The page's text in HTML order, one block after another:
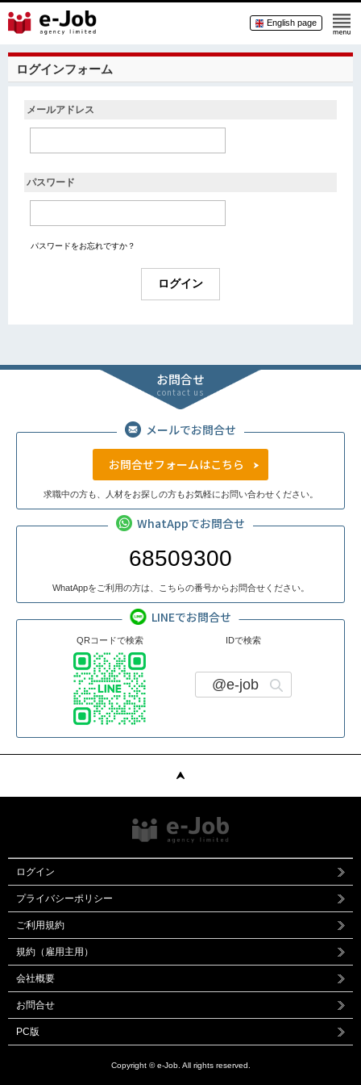
English page
ログインフォーム
メールアドレス
パスワード
パスワードをお忘れですか？
お問合せ
contact us
メールでお問合せ
お問合せフォームはこちら
求職中の方も、人材をお探しの方もお気軽にお問い合わせください。
WhatAppでお問合せ
68509300
WhatAppをご利用の方は、こちらの番号からお問合せください。
LINEでお問合せ
QRコードで検索 IDで検索
@e-job
ログイン
プライバシーポリシー
ご利用規約
規約（雇用主用）
会社概要
お問合せ
PC版
Copyright © e-Job. All rights reserved.